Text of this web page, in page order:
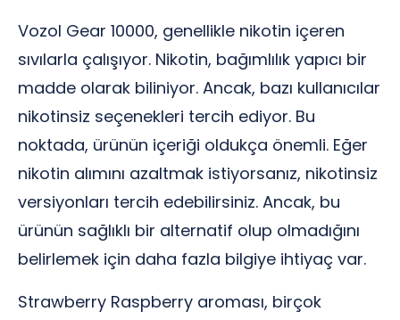
Vozol Gear 10000, genellikle nikotin içeren
sıvılarla çalışıyor. Nikotin, bağımlılık yapıcı bir
madde olarak biliniyor. Ancak, bazı kullanıcılar
nikotinsiz seçenekleri tercih ediyor. Bu
noktada, ürünün içeriği oldukça önemli. Eğer
nikotin alımını azaltmak istiyorsanız, nikotinsiz
versiyonları tercih edebilirsiniz. Ancak, bu
ürünün sağlıklı bir alternatif olup olmadığını
belirlemek için daha fazla bilgiye ihtiyaç var.
Strawberry Raspberry aroması, birçok